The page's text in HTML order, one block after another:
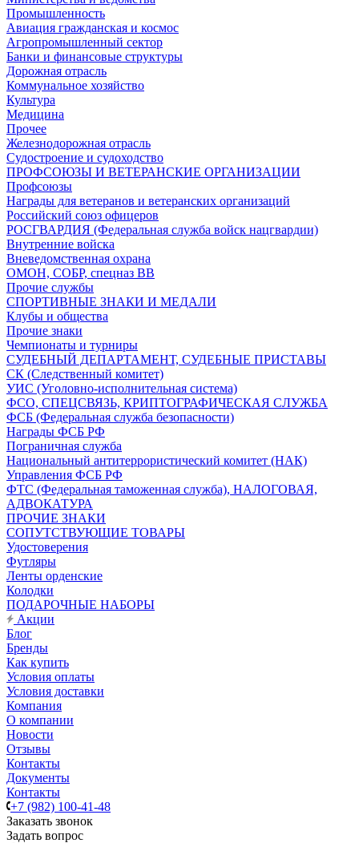
Промышленность
Авиация гражданская и космос
Агропромышленный сектор
Банки и финансовые структуры
Дорожная отрасль
Коммунальное хозяйство
Культура
Медицина
Прочее
Железнодорожная отрасль
Судостроение и судоходство
ПРОФСОЮЗЫ И ВЕТЕРАНСКИЕ ОРГАНИЗАЦИИ
Профсоюзы
Награды для ветеранов и ветеранских организаций
Российский союз офицеров
РОСГВАРДИЯ (Федеральная служба войск нацгвардии)
Внутренние войска
Вневедомственная охрана
ОМОН, СОБР, спецназ ВВ
Прочие службы
СПОРТИВНЫЕ ЗНАКИ И МЕДАЛИ
Клубы и общества
Прочие знаки
Чемпионаты и турниры
СУДЕБНЫЙ ДЕПАРТАМЕНТ, СУДЕБНЫЕ ПРИСТАВЫ
СК (Следственный комитет)
УИС (Уголовно-исполнительная система)
ФСО, СПЕЦСВЯЗЬ, КРИПТОГРАФИЧЕСКАЯ СЛУЖБА
ФСБ (Федеральная служба безопасности)
Награды ФСБ РФ
Пограничная служба
Национальный антитеррористический комитет (НАК)
Управления ФСБ РФ
ФТС (Федеральная таможенная служба), НАЛОГОВАЯ,
АДВОКАТУРА
ПРОЧИЕ ЗНАКИ
СОПУТСТВУЮЩИЕ ТОВАРЫ
Удостоверения
Футляры
Ленты орденские
Колодки
ПОДАРОЧНЫЕ НАБОРЫ
Акции
Блог
Бренды
Как купить
Условия оплаты
Условия доставки
Компания
О компании
Новости
Отзывы
Контакты
Документы
Контакты
+7 (982) 100-41-48
Заказать звонок
Задать вопрос